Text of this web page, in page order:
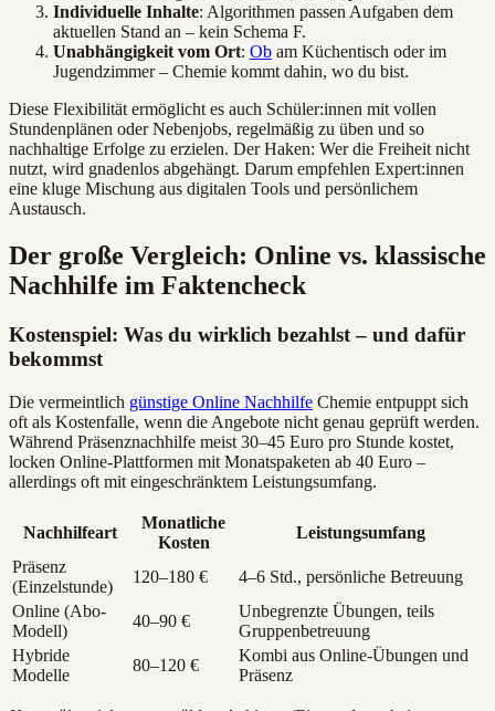
Individuelle Inhalte: Algorithmen passen Aufgaben dem
aktuellen Stand an – kein Schema F.
Unabhängigkeit vom Ort: Ob am Küchentisch oder im
Jugendzimmer – Chemie kommt dahin, wo du bist.
Diese Flexibilität ermöglicht es auch Schüler:innen mit vollen
Stundenplänen oder Nebenjobs, regelmäßig zu üben und so
nachhaltige Erfolge zu erzielen. Der Haken: Wer die Freiheit nicht
nutzt, wird gnadenlos abgehängt. Darum empfehlen Expert:innen
eine kluge Mischung aus digitalen Tools und persönlichem
Austausch.
Der große Vergleich: Online vs. klassische
Nachhilfe im Faktencheck
Kostenspiel: Was du wirklich bezahlst – und dafür
bekommst
Die vermeintlich günstige Online Nachhilfe Chemie entpuppt sich
oft als Kostenfalle, wenn die Angebote nicht genau geprüft werden.
Während Präsenznachhilfe meist 30–45 Euro pro Stunde kostet,
locken Online-Plattformen mit Monatspaketen ab 40 Euro –
allerdings oft mit eingeschränktem Leistungsumfang.
Nachhilfeart
Monatliche
Kosten
Leistungsumfang
Präsenz
(Einzelstunde)
120–180 €
4–6 Std., persönliche Betreuung
Online (Abo-
Modell)
40–90 €
Unbegrenzte Übungen, teils
Gruppenbetreuung
Hybride
Modelle
80–120 €
Kombi aus Online-Übungen und
Präsenz